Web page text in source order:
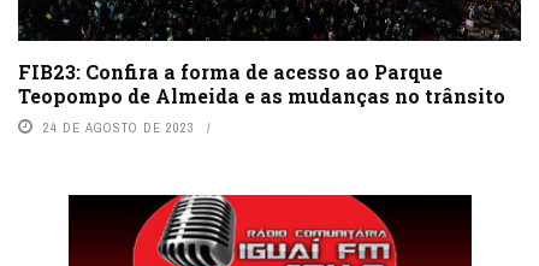
FIB23: Confira a forma de acesso ao Parque
Teopompo de Almeida e as mudanças no trânsito
24 DE AGOSTO DE 2023